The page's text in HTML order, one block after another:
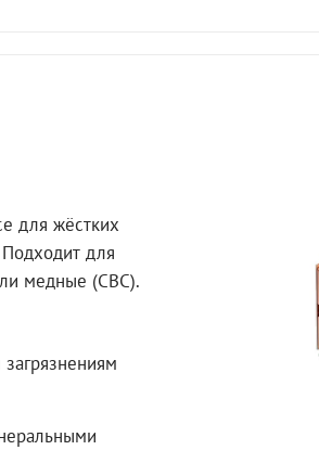
для жёстких
для
медные (СВС).